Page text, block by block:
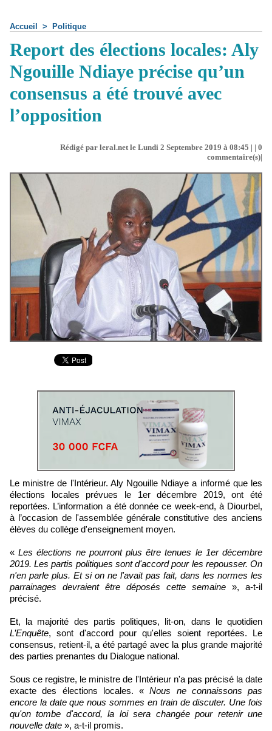
Accueil > Politique
Report des élections locales: Aly
Ngouille Ndiaye précise qu’un
consensus a été trouvé avec
l’opposition
Rédigé par leral.net le Lundi 2 Septembre 2019 à 08:45 | | 0
commentaire(s)|
Le ministre de l'Intérieur. Aly Ngouille Ndiaye a informé que les
élections locales prévues le 1er décembre 2019, ont été
reportées. L’information a été donnée ce week-end, à Diourbel,
à l’occasion de l'assemblée générale constitutive des anciens
élèves du collège d'enseignement moyen.
«Les élections ne pourront plus être tenues le 1er décembre
2019. Les partis politiques sont d'accord pour les repousser. On
n'en parle plus. Et si on ne l'avait pas fait, dans les normes les
parrainages devraient être déposés cette semaine », a-t-il
précisé.
Et, la majorité des partis politiques, lit-on, dans le quotidien
L’Enquête, sont d'accord pour qu'elles soient reportées. Le
consensus, retient-il, a été partagé avec la plus grande majorité
des parties prenantes du Dialogue national.
Sous ce registre, le ministre de l'Intérieur n'a pas précisé la date
exacte des élections locales. «Nous ne connaissons pas
encore la date que nous sommes en train de discuter. Une fois
qu'on tombe d'accord, la loi sera changée pour retenir une
nouvelle date », a-t-il promis.